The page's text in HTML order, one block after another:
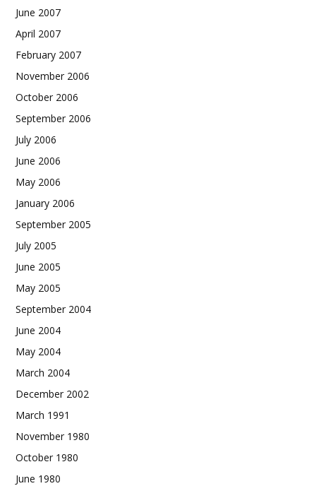
June 2007
April 2007
February 2007
November 2006
October 2006
September 2006
July 2006
June 2006
May 2006
January 2006
September 2005
July 2005
June 2005
May 2005
September 2004
June 2004
May 2004
March 2004
December 2002
March 1991
November 1980
October 1980
June 1980